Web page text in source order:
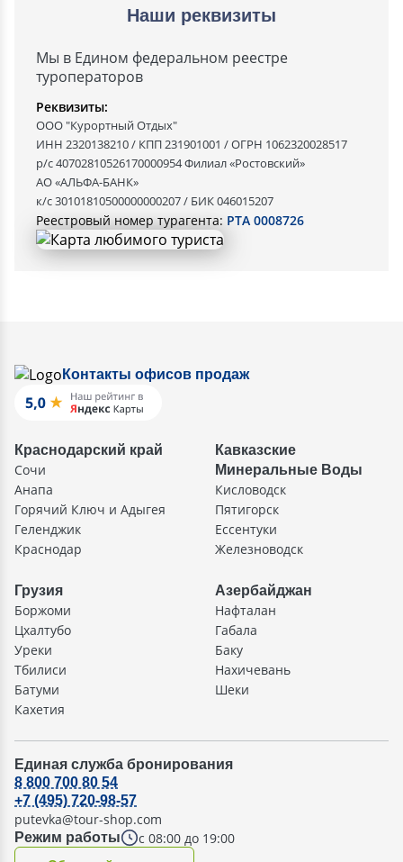
Наши реквизиты
Мы в Едином федеральном реестре
туроператоров
Реквизиты:
ООО "Курортный Отдых"
ИНН 2320138210 / КПП 231901001 / ОГРН 1062320028517
р/с 40702810526170000954 Филиал «Ростовский»
АО «АЛЬФА-БАНК»
к/с 30101810500000000207 / БИК 046015207
Реестровый номер турагента: РТА 0008726
Контакты офисов продаж
Краснодарский край
Сочи
Анапа
Горячий Ключ и Адыгея
Геленджик
Краснодар
Кавказские
Минеральные Воды
Кисловодск
Пятигорск
Ессентуки
Железноводск
Грузия
Боржоми
Цхалтубо
Уреки
Тбилиси
Батуми
Кахетия
Азербайджан
Нафталан
Габала
Баку
Нахичевань
Шеки
Единая служба бронирования
Режим работы с 08:00 до 19:00
8 800 700 80 54
+7 (495) 720-98-57
putevka@tour-shop.com